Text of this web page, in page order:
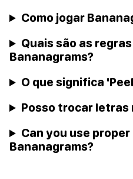
Como jogar
Quais são as
Bananagrams?
O que significa
Posso trocar letras
Can you use proper
Bananagrams?